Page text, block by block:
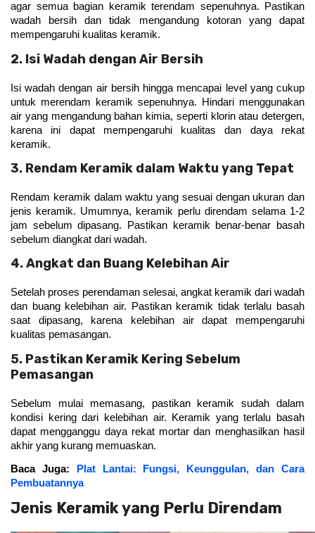
agar semua bagian keramik terendam sepenuhnya. Pastikan
wadah bersih dan tidak mengandung kotoran yang dapat
mempengaruhi kualitas keramik.
2. Isi Wadah dengan Air Bersih
Isi wadah dengan air bersih hingga mencapai level yang cukup
untuk merendam keramik sepenuhnya. Hindari menggunakan
air yang mengandung bahan kimia, seperti klorin atau detergen,
karena ini dapat mempengaruhi kualitas dan daya rekat
keramik.
3. Rendam Keramik dalam Waktu yang Tepat
Rendam keramik dalam waktu yang sesuai dengan ukuran dan
jenis keramik. Umumnya, keramik perlu direndam selama 1-2
jam sebelum dipasang. Pastikan keramik benar-benar basah
sebelum diangkat dari wadah.
4. Angkat dan Buang Kelebihan Air
Setelah proses perendaman selesai, angkat keramik dari wadah
dan buang kelebihan air. Pastikan keramik tidak terlalu basah
saat dipasang, karena kelebihan air dapat mempengaruhi
kualitas pemasangan.
5. Pastikan Keramik Kering Sebelum
Pemasangan
Sebelum mulai memasang, pastikan keramik sudah dalam
kondisi kering dari kelebihan air. Keramik yang terlalu basah
dapat mengganggu daya rekat mortar dan menghasilkan hasil
akhir yang kurang memuaskan.
Baca Juga:
Plat Lantai: Fungsi, Keunggulan, dan Cara
Pembuatannya
Jenis Keramik yang Perlu Direndam